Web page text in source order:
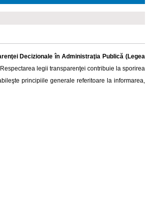
Decizionale în Administraţia Publică (Legea
Respectarea legii transparenţei contribuie la sporirea
principiile generale referitoare la informarea,